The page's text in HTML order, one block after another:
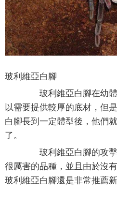
玻利維亞白腳
玻利維亞白腳在幼體
以需要提供較厚的底材，但
白腳長到一定體型後，他們
了。
玻利維亞白腳的攻擊
很厲害的品種，並且由於沒
玻利維亞白腳還是非常推薦